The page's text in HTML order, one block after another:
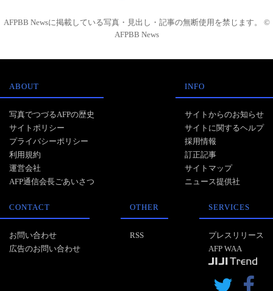
AFPBB Newsに掲載している写真・見出し・記事の無断使用を禁じます。 ©
AFPBB News
ABOUT
写真でつづるAFPの歴史
サイトポリシー
プライバシーポリシー
利用規約
運営会社
AFP通信会長ごあいさつ
INFO
サイトからのお知らせ
サイトに関するヘルプ
採用情報
訂正記事
サイトマップ
ニュース提供社
CONTACT
お問い合わせ
広告のお問い合わせ
OTHER
RSS
SERVICES
プレスリリース
AFP WAA